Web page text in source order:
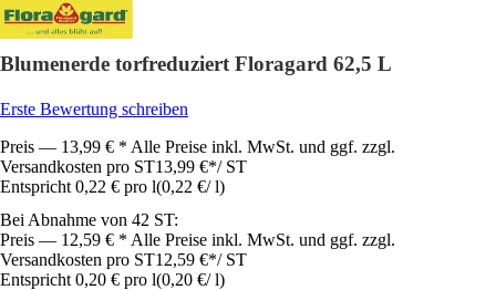
Blumenerde torfreduziert Floragard 62,5 L
Erste Bewertung schreiben
Preis — 13,99 € * Alle Preise inkl. MwSt. und ggf. zzgl.
Versandkosten pro ST13,99 €*/ ST
Entspricht 0,22 € pro l(0,22 €/ l)
Bei Abnahme von 42 ST:
Preis — 12,59 € * Alle Preise inkl. MwSt. und ggf. zzgl.
Versandkosten pro ST12,59 €*/ ST
Entspricht 0,20 € pro l(0,20 €/ l)